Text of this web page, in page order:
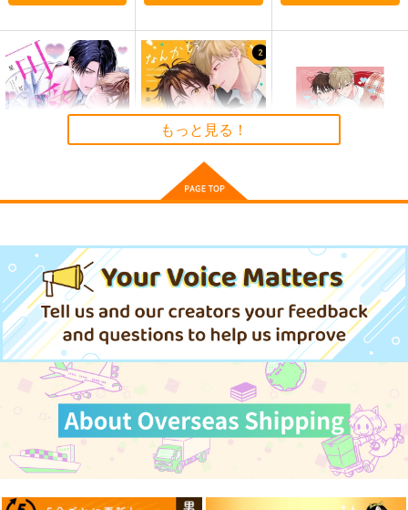
星に寄せる想い/色は
匂へど散りぬるを
幽閉サテライト
2,750円（税込）
零れ桜／黄昏模様の感
情論
幽閉サテライト
2,750円（税込）
サンプル
御伽噺のカラクリは、
770円（税込）
魔法が生まれた日
幽閉サテライト
843円（税込）
サンプル
森羅万象に触れて
幽閉サテライト
1,564円 （税込）
サンプル
必然のカタストロフィ
／Magical-マジカル-
少女フラクタル
円（税込）
サンプル
い 2 小冊子＆ボイス
付特装版
三交社
2,970円 （税込）
サンプル
作品詳細
感じ。2 特装版
三交社
1,430
サンプル
作品詳細
子（なんかもうあーあ
って感じ。2（通常
版・特装版））
三交社
（税込）
サンプル
作品詳細
もっと見る！